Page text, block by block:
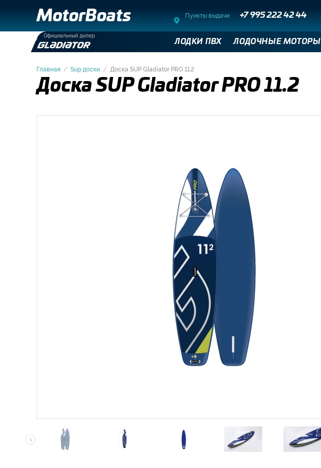
MotorBoats
Официальный дилер
Пункты выдачи +7 995 222 42 44
ЛОДКИ ПВХ ЛОДОЧНЫЕ МОТОРЫ
Главная Sup доски Доска SUP Gladiator PRO 11.2
Доска SUP Gladiator PRO 11.2